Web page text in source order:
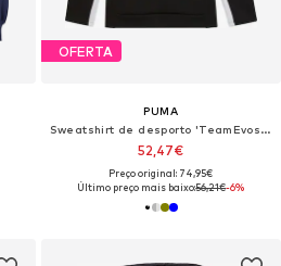
OFERTA
PUMA
Sweatshirt de desporto 'TeamEvostripe'
52,47€
Preço original: 74,95€
Último preço mais baixo:56,21€-6%